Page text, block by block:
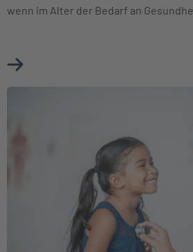
wenn im Alter der Bedarf an
Mehr über Private